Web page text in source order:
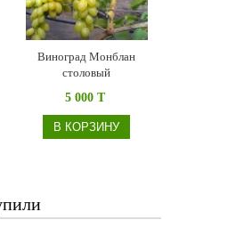
Виноград Монблан
столовый
5 000 T
В КОРЗИНУ